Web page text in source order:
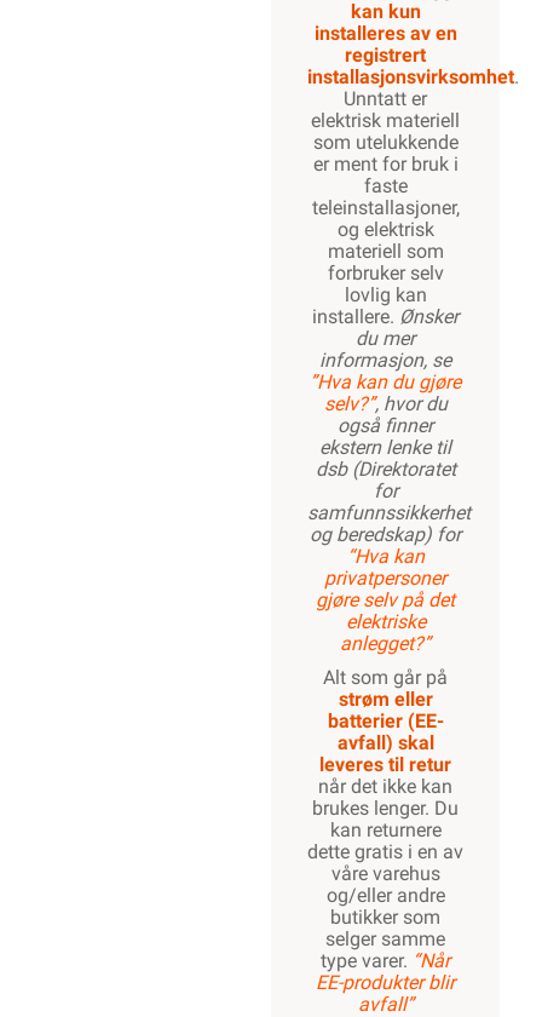
kan kun
installeres av en
registrert
installasjonsvirksomhet.
Unntatt er
elektrisk materiell
som utelukkende
er ment for bruk i
faste
teleinstallasjoner,
og elektrisk
materiell som
forbruker selv
lovlig kan
installere. Ønsker
du mer
informasjon, se
”Hva kan du gjøre
selv?”, hvor du
også finner
ekstern lenke til
dsb (Direktoratet
for
samfunnssikkerhet
og beredskap) for
“Hva kan
privatpersoner
gjøre selv på det
elektriske
anlegget?”
Alt som går på
strøm eller
batterier (EE-
avfall) skal
leveres til retur
når det ikke kan
brukes lenger. Du
kan returnere
dette gratis i en av
våre varehus
og/eller andre
butikker som
selger samme
type varer. “Når
EE-produkter blir
avfall”